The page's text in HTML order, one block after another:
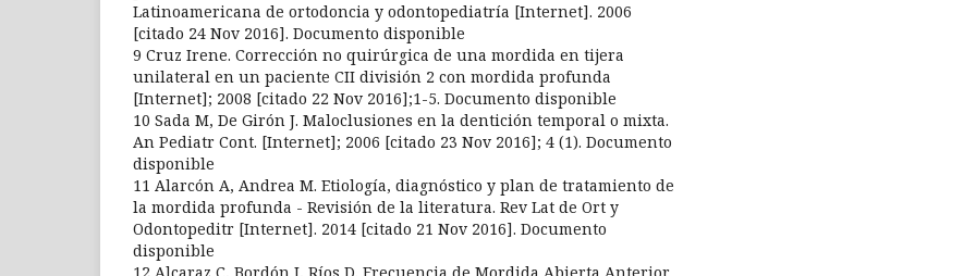
Latinoamericana de ortodoncia y odontopediatría [Internet]. 2006
[citado 24 Nov 2016]. Documento disponible
9 Cruz Irene. Corrección no quirúrgica de una mordida en tijera
unilateral en un paciente CII división 2 con mordida profunda
[Internet]; 2008 [citado 22 Nov 2016];1-5. Documento disponible
10 Sada M, De Girón J. Maloclusiones en la dentición temporal o mixta.
An Pediatr Cont. [Internet]; 2006 [citado 23 Nov 2016]; 4 (1). Documento
disponible
11 Alarcón A, Andrea M. Etiología, diagnóstico y plan de tratamiento de
la mordida profunda - Revisión de la literatura. Rev Lat de Ort y
Odontopeditr [Internet]. 2014 [citado 21 Nov 2016]. Documento
disponible